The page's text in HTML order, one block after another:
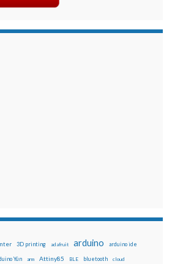
3D printing adafruit arduino arduino ide
Yún arm Attiny85 BLE bluetooth cloud